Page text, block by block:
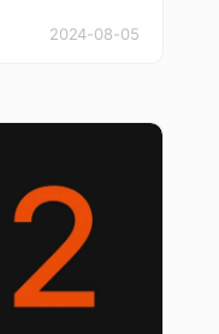
2024-08-05